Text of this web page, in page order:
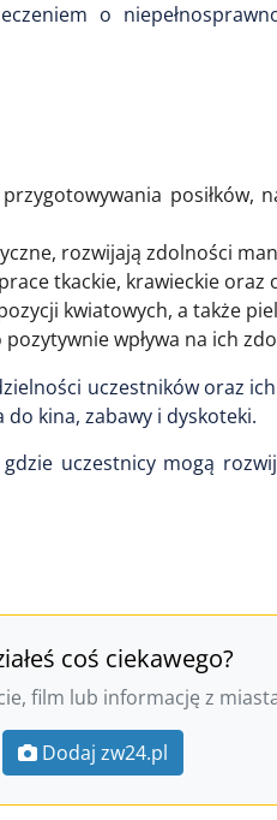
o
posiłków,
rozwijają zdolności
tkackie, krawieckie oraz
kwiatowych, a także
wpływa na ich
uczestników oraz
kina, zabawy i dyskoteki.
uczestnicy mogą
coś ciekawego?
film lub informację z
Dodaj zw24.pl